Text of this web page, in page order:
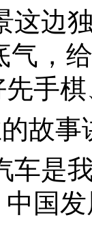
这边
气，
手
故事
车是
国